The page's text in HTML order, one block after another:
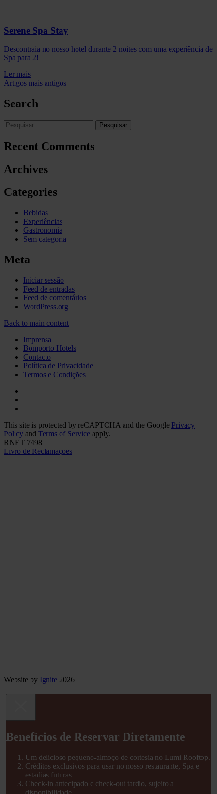
Serene Spa Stay
Descontraia no nosso hotel durante 2 noites com uma experiência de
Spa para 2!
Ler mais
Navegação
de
artigos
Artigos mais antigos
Search
Pesquisar
por:
Recent Comments
Archives
Categories
Bebidas
Experiências
Gastronomia
Sem categoria
Meta
Iniciar sessão
Feed de entradas
Feed de comentários
WordPress.org
Back to main content
Imprensa
Bomporto Hotels
Contacto
Política de Privacidade
Termos e Condições
This site is protected by reCAPTCHA and the Google Privacy
Policy and Terms of Service apply.
RNET 7498
Livro de Reclamações
Website by Ignite 2026
Benefícios de Reservar Diretamente
Um delicioso pequeno-almoço de cortesia no Lumi Rooftop.
Créditos exclusivos para usar no nosso restaurante, Spa e
estadias futuras.
Check-in antecipado e check-out tardio, sujeito a
disponibilidade. .